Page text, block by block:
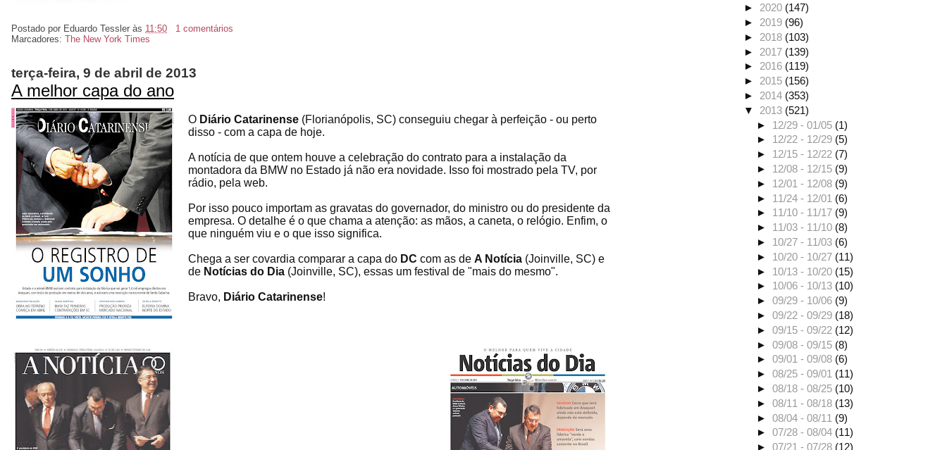
Postado por Eduardo Tessler às 11:50
1 comentários
Marcadores: The New York Times
terça-feira, 9 de abril de 2013
A melhor capa do ano
O Diário Catarinense (Florianópolis, SC) conseguiu chegar à perfeição - ou perto
disso - com a capa de hoje.
A notícia de que ontem houve a celebração do contrato para a instalação da
montadora da BMW no Estado já não era novidade. Isso foi mostrado pela TV, por
rádio, pela web.
Por isso pouco importam as gravatas do governador, do ministro ou do presidente da
empresa. O detalhe é o que chama a atenção: as mãos, a caneta, o relógio. Enfim, o
que ninguém viu e o que isso significa.
Chega a ser covardia comparar a capa do DC com as de A Notícia (Joinville, SC) e
de Notícias do Dia (Joinville, SC), essas um festival de "mais do mesmo".
Bravo, Diário Catarinense!
► 2020 (147)
► 2019 (96)
► 2018 (103)
► 2017 (139)
►2016 (119)
► 2015 (156)
► 2014 (353)
▼ 2013 (521)
► 12/29 - 01/05 (1)
► 12/22 - 12/29 (5)
► 12/15 - 12/22 (7)
► 12/08 - 12/15 (9)
► 12/01 - 12/08 (9)
► 11/24 - 12/01 (6)
► 11/10 - 11/17 (9)
► 11/03 - 11/10 (8)
► 10/27 - 11/03 (6)
► 10/20 - 10/27 (11)
► 10/13 - 10/20 (15)
► 10/06 - 10/13 (10)
►09/29 - 10/06 (9)
►09/22 - 09/29 (18)
►09/15 - 09/22 (12)
►09/08 - 09/15 (8)
►09/01 - 09/08 (6)
►08/25 - 09/01 (11)
►08/18 - 08/25 (10)
►08/11 - 08/18 (13)
►08/04 - 08/11 (9)
►07/28 - 08/04 (11)
►07/21 - 07/28 (12)